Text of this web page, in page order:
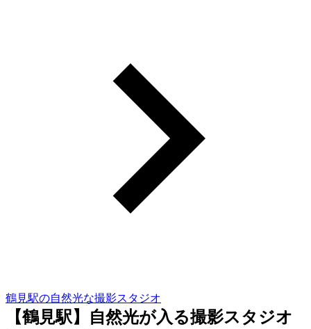
鶴見駅の自然光な撮影スタジオ
【鶴見駅】自然光が入る撮影スタジオ